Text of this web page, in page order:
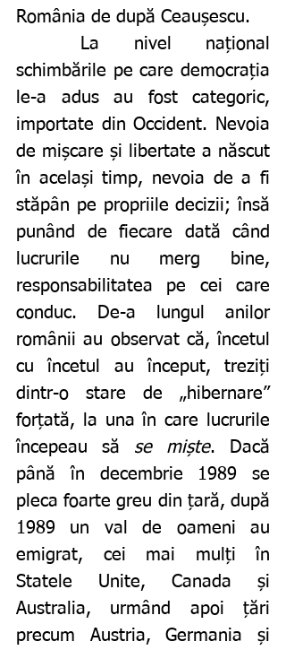
România de după Ceaușescu.
schimbările pe care democrația
le-a adus au fost categoric,
importate din Occident. Nevoia
de mișcare și libertate a născut
în același timp, nevoia de a fi
stăpân pe propriile decizii; însă
punând de fiecare dată când
lucrurile nu merg bine,
responsabilitatea pe cei care
conduc. De-a lungul anilor
românii au observat că, încetul
cu încetul au început, treziți
dintr-o stare de „hibernare”
forțată, la una în care lucrurile
începeau să se miște. Dacă
până în decembrie 1989 se
pleca foarte greu din țară, după
1989 un val de oameni au
emigrat, cei mai mulți în
Statele Unite, Canada și
Australia, urmând apoi țări
precum Austria, Germania și